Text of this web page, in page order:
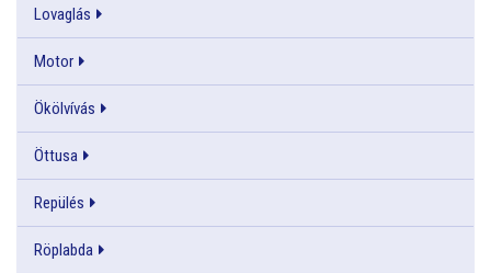
Lovaglás
Motor
Ökölvívás
Öttusa
Repülés
Röplabda